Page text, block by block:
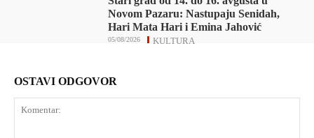
Novom Pazaru: Nastupaju Senidah,
Hari Mata Hari i Emina Jahović
KULTURA
05/08/2026
OSTAVI ODGOVOR